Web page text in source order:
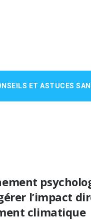
ET ASTUCES
l’impact
climatique